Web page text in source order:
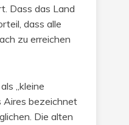
Dass das Land
dass alle
zu erreichen
„kleine
Aires bezeichnet
Die alten